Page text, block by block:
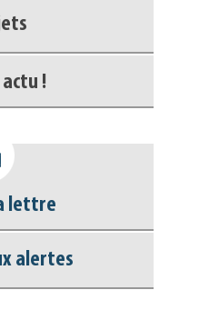
!
compte - (Se